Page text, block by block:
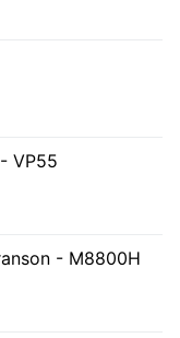
VP55
- M8800H